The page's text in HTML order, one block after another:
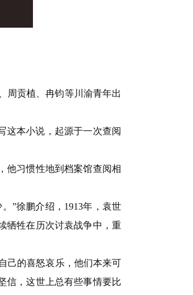
周贡植、冉钧等川渝青年出
这本小说，起源于一次查阅
他习惯性地到档案馆查阅相
”徐鹏介绍，1913年，袁世
牺牲在历次讨袁战争中，重
己的喜怒哀乐，他们本来可
信，这世上总有些事情要比